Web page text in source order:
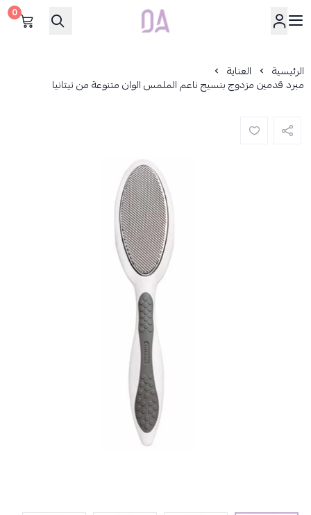
Dar Alamirat
0
الرئيسية العناية
مبرد قدمين مزدوج بنسيج ناعم الملمس الوان متنوعة من تيتانيا